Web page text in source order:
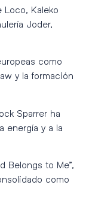
Loco, Kaleko
Joder,
como
y la formación
Sparrer ha
energía y a la
Belongs to Me”,
como